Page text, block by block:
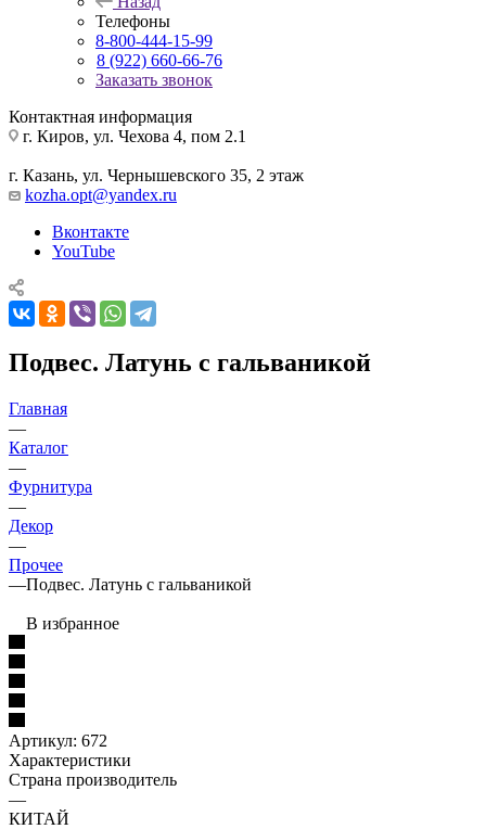
Телефоны
8-800-444-15-99
8 (922) 660-66-76
Заказать звонок
Контактная информация
г. Киров, ул. Чехова 4, пом 2.1
г. Казань, ул. Чернышевского 35, 2 этаж
kozha.opt@yandex.ru
Вконтакте
YouTube
Подвес. Латунь с гальваникой
Главная
—
Каталог
—
Фурнитура
—
Декор
—
Прочее
—Подвес. Латунь с гальваникой
В избранное
Артикул: 672
Характеристики
Страна производитель
—
КИТАЙ